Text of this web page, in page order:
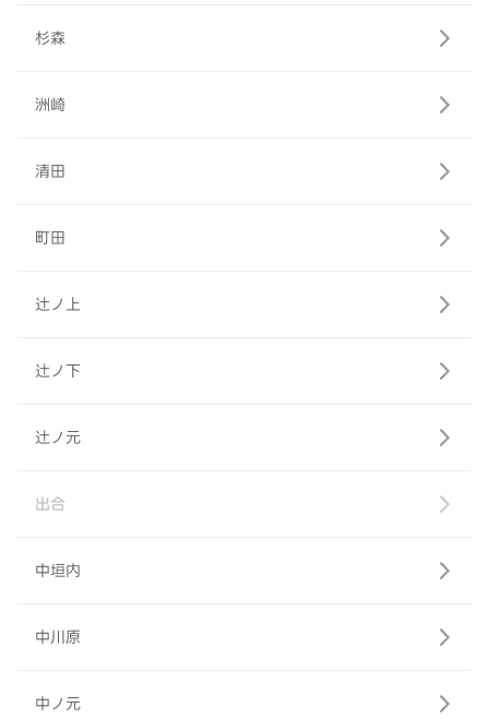
杉森
洲崎
清田
町田
辻ノ上
辻ノ下
辻ノ元
出合
中垣内
中川原
中ノ元